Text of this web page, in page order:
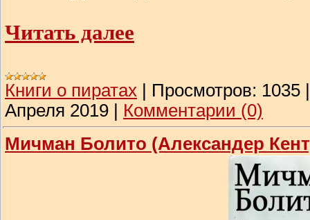
Читать далее
Книги о пиратах | Просмотров: 1035
Апреля 2019 | Комментарии (0)
Мичман Болито (Александер